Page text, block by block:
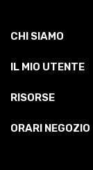
CHI SIAMO
IL MIO UTENTE
RISORSE
ORARI NEGOZIO